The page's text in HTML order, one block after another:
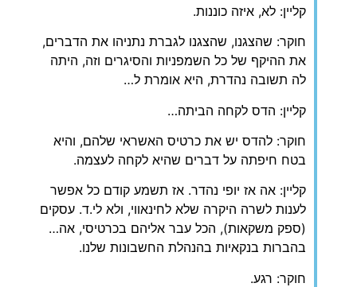
קליין: לא, איזה כוננות.
חוקר: שהצגנו, שהצגנו לגברת נתניהו את הדברים,
את ההיקף של כל השמפניות והסיגרים וזה, היתה
לה תשובה נהדרת, היא אומרת ל…
קליין: הדס לקחה הביתה…
חוקר: להדס יש את כרטיס האשראי שלהם, והיא
בטח חיפתה על דברים שהיא לקחה לעצמה.
קליין: אה אז יופי נהדר. אז תשמע קודם כל אפשר
לענות לשרה היקרה שלא לחינאווי, ולא לי.ד. עסקים
(ספק משקאות), הכל עבר אליהם בכרטיסי, אה…
בהברות בנקאיות בהנהלת החשבונות שלנו.
חוקר: רגע.